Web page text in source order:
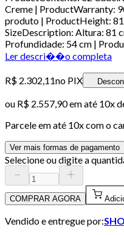
Creme | ProductWarranty:
produto | ProductHeight:
SizeDescription: Altura: 81
Profundidade: 54 cm |
Ler descri��o completa
R$ 2.302,11no PIX
ou R$ 2.557,90em até 10x
Parcele em até 10x com o
Ver mais formas de pagamento
Selecione ou digite a
COMPRAR AGORA
Vendido e entregue por: